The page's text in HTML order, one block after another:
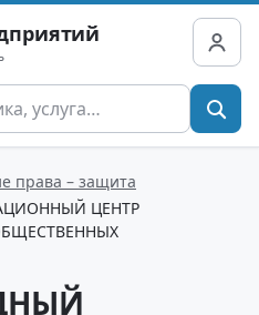
права – защита
ЦЕНТР